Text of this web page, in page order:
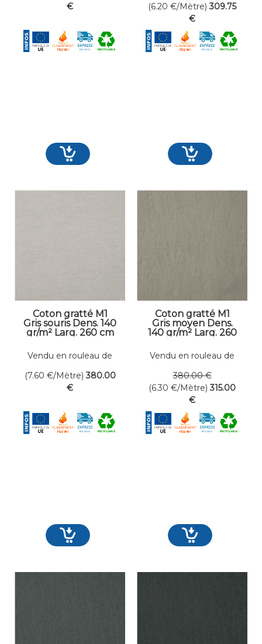
€
(6.20 €/Mètre) 309.75
€
Coton gratté M1
Gris souris Dens. 140
gr/m² Larg. 260 cm
Vendu en rouleau de
(7.60 €/Mètre) 380.00
€
Coton gratté M1
Gris moyen Dens.
140 gr/m² Larg. 260
Vendu en rouleau de
380.00 €
(6.30 €/Mètre) 315.00
€